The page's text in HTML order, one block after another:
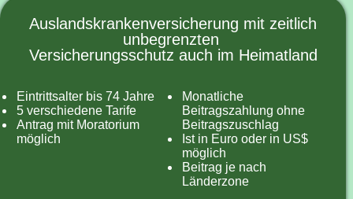
Auslandskrankenversicherung mit zeitlich
unbegrenzten
Versicherungsschutz auch im Heimatland
Eintrittsalter bis 74 Jahre
5 verschiedene Tarife
Antrag mit Moratorium
möglich
Monatliche
Beitragszahlung ohne
Beitragszuschlag
Ist in Euro oder in US$
möglich
Beitrag je nach
Länderzone